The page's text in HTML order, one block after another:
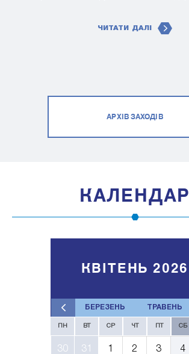
ЧИТАТИ ДАЛІ
АРХІВ ЗАХОДІВ
КАЛЕНДАР
БЕРЕЗЕНЬ ТРАВЕНЬ
КВІТЕНЬ 2026
ПН ВТ СР ЧТ ПТ СБ
30 31 1 2 3 4